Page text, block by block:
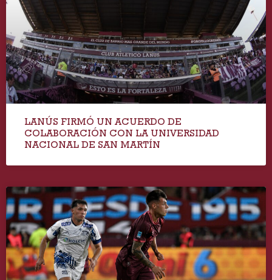
LANÚS FIRMÓ UN ACUERDO DE
COLABORACIÓN CON LA UNIVERSIDAD
NACIONAL DE SAN MARTÍN